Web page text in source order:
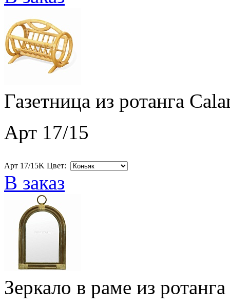
Газетница из ротанга
Арт 17/15
Арт 17/15K Цвет:
В заказ
Зеркало в раме из